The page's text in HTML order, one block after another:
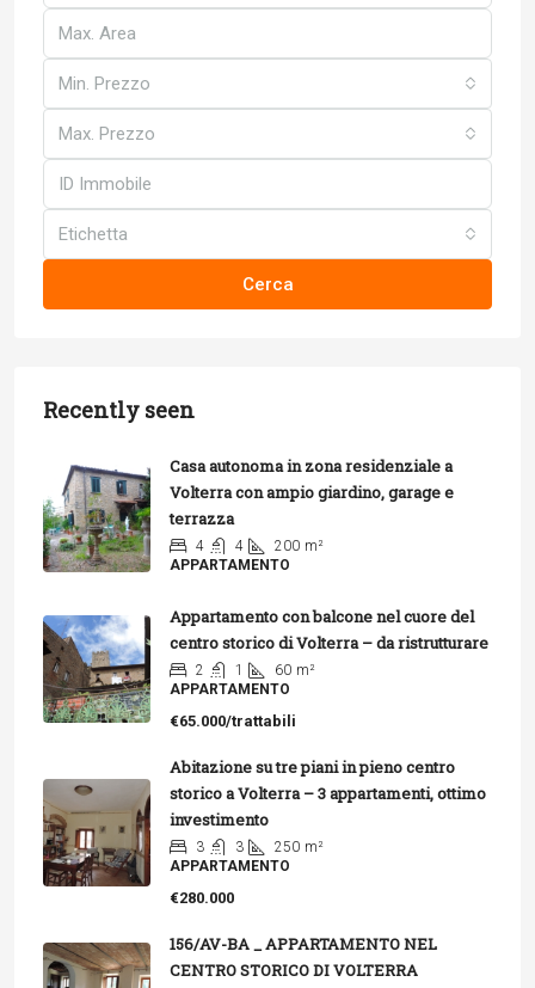
Min. Prezzo
Max. Prezzo
Etichetta
Cerca
Recently seen
Casa autonoma in zona residenziale a
Volterra con ampio giardino, garage e
terrazza
4 4 200 m²
APPARTAMENTO
Appartamento con balcone nel cuore del
centro storico di Volterra – da ristrutturare
2 1 60 m²
APPARTAMENTO
€65.000/trattabili
Abitazione su tre piani in pieno centro
storico a Volterra – 3 appartamenti, ottimo
investimento
3 3 250 m²
APPARTAMENTO
€280.000
156/AV-BA _ APPARTAMENTO NEL
CENTRO STORICO DI VOLTERRA